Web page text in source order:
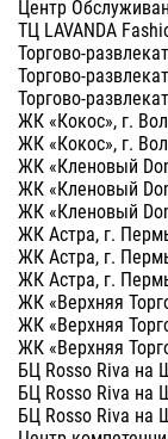
Центр
ТЦ LAVANDA
Торгово-
Торгово-
Торгово-
ЖК «Кокос», г.
ЖК «Кокос», г.
ЖК «Кленовый
ЖК «Кленовый
ЖК «Кленовый
ЖК Астра, г.
ЖК Астра, г.
ЖК Астра, г.
ЖК «Верхняя
ЖК «Верхняя
ЖК «Верхняя
БЦ Rosso Riva на
БЦ Rosso Riva на
БЦ Rosso Riva на